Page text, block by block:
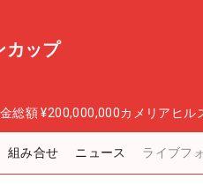
カップ
総額 ¥200,000,000カメリアヒル
組み合せ ニュース ライブフ